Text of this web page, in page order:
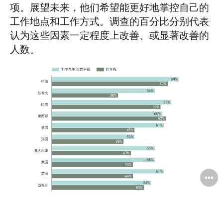
项。展望未来，他们希望能更好地掌控自己的
工作地点和工作方式。调查的百分比分别代表
认为这些因素一定程度上改善、或显著改善的
人数。